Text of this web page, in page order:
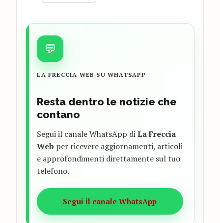
💬
LA FRECCIA WEB SU WHATSAPP
Resta dentro le notizie che
contano
Segui il canale WhatsApp diLa Freccia
Web per ricevere aggiornamenti, articoli
e approfondimenti direttamente sul tuo
telefono.
Segui il canale WhatsApp